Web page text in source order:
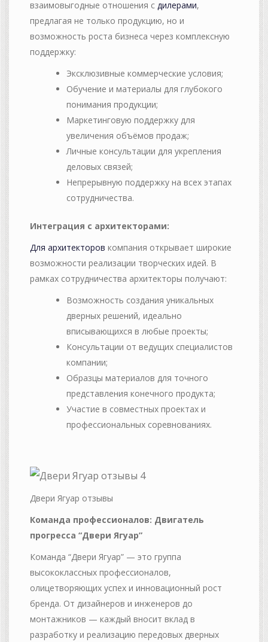
взаимовыгодные отношения с дилерами,
предлагая не только продукцию, но и
возможность роста бизнеса через комплексную
поддержку:
Эксклюзивные коммерческие условия;
Обучение и материалы для глубокого
понимания продукции;
Маркетинговую поддержку для
увеличения объёмов продаж;
Личные консультации для укрепления
деловых связей;
Непрерывную поддержку на всех этапах
сотрудничества.
Интеграция с архитекторами:
Для архитекторов компания открывает широкие
возможности реализации творческих идей. В
рамках сотрудничества архитекторы получают:
Возможность создания уникальных
дверных решений, идеально
вписывающихся в любые проекты;
Консультации от ведущих специалистов
компании;
Образцы материалов для точного
представления конечного продукта;
Участие в совместных проектах и
профессиональных соревнованиях.
Двери Ягуар отзывы
Команда профессионалов: Двигатель
прогресса “Двери Ягуар”
Команда “Двери Ягуар” — это группа
высококлассных профессионалов,
олицетворяющих успех и инновационный рост
бренда. От дизайнеров и инженеров до
монтажников — каждый вносит вклад в
разработку и реализацию передовых дверных